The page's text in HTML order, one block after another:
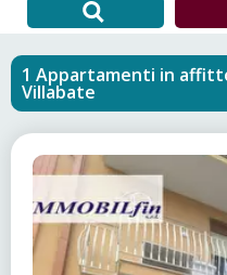
Appartamenti in
Villabate